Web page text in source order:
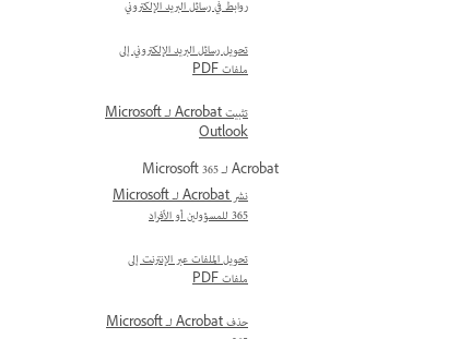
روابط في رسائل البريد الإلكتروني
تحويل رسائل البريد الإلكتروني إلى
ملفات PDF
تثبيت Acrobat لـ Microsoft
Outlook
Acrobat لـ Microsoft 365
نشر Acrobat لـ Microsoft
365 للمسؤولين أو الأفراد
تحويل الملفات عبر الإنترنت إلى
ملفات PDF
حذف Acrobat لـ Microsoft